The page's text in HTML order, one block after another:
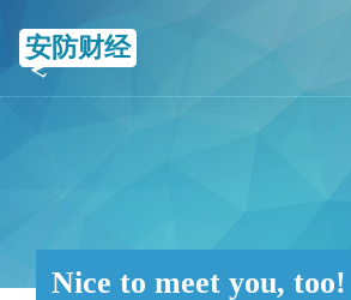
安防财经
Nice to meet you, too!